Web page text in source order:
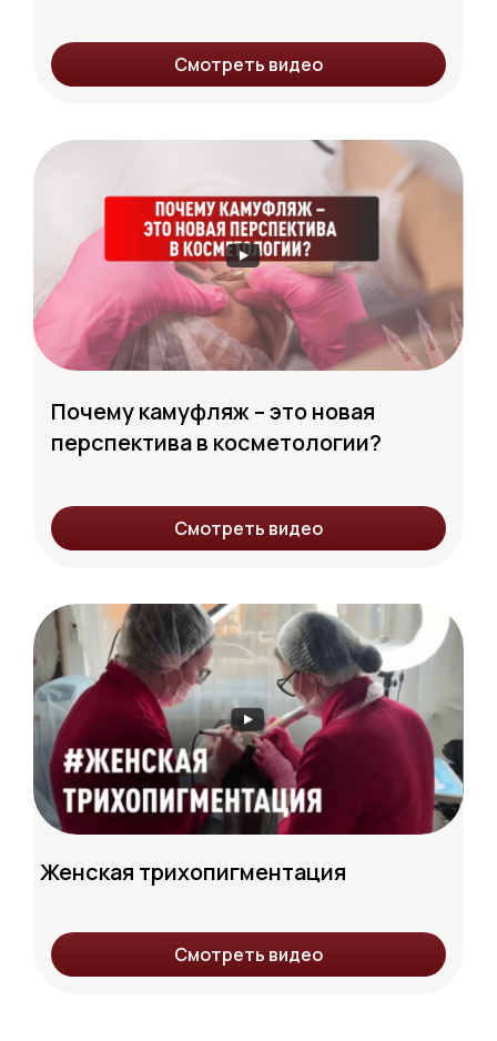
Смотреть видео
Почему камуфляж – это новая
перспектива в косметологии?
Смотреть видео
Смотреть видео
Женская трихопигментация